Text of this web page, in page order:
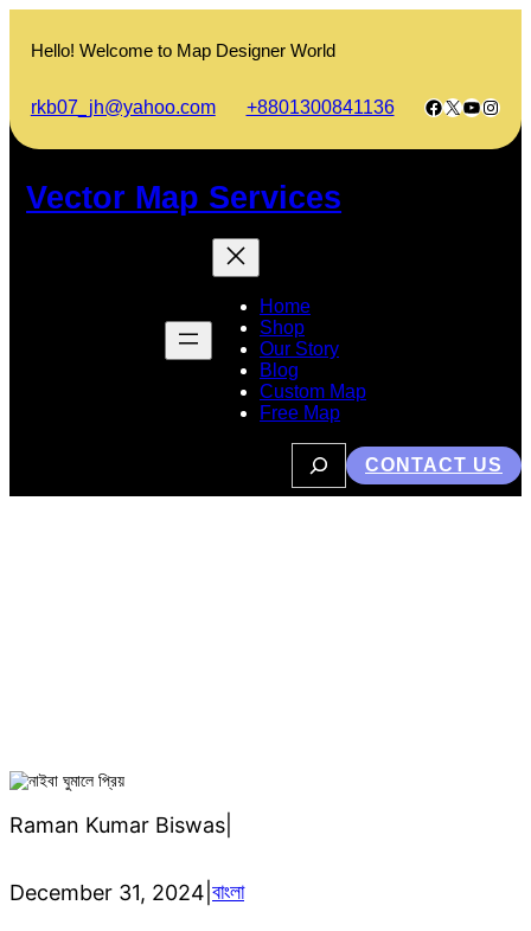
content
Hello! Welcome to Map Designer World
rkb07_jh@yahoo.com +8801300841136 Facebook
X
Vector Map Services
Home
Shop
Our Story
Blog
Custom Map
Free Map
a
CONTACT US
Raman Kumar Biswas
December 31, 2024 বাংলা